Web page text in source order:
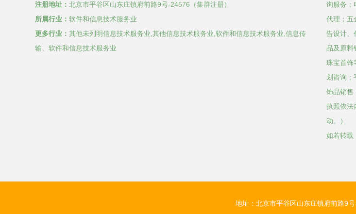
注册地址： 北京市平谷区山东庄镇府前路9号-24576（集群注册）
所属行业： 软件和信息技术服务业
更多行业： 其他未列明信息技术服务业,其他信息技术服务业,软件和信息技术服务业,信息传
输、软件和信息技术服务业
询服务；
代理；五
告设计、
品及原料
珠宝首饰
划咨询；
饰品销售
执照依法
动。）
如若转载
地址：北京市平谷区山东庄镇府前路9号